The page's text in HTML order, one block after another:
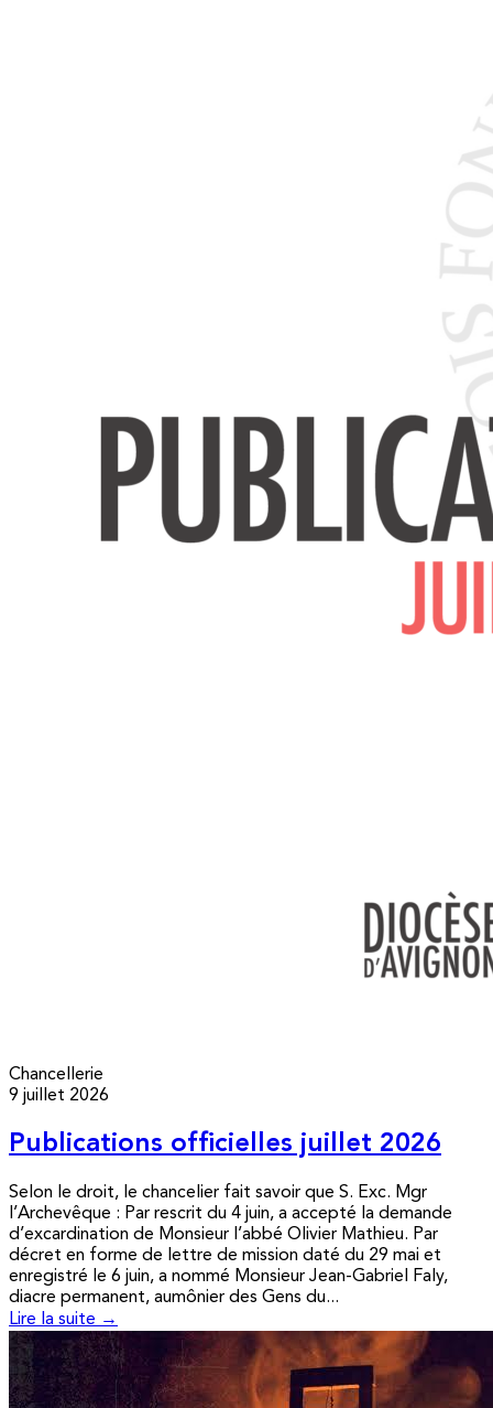
Chancellerie
9 juillet 2026
Publications officielles juillet 2026
Selon le droit, le chancelier fait savoir que S. Exc. Mgr
l’Archevêque : Par rescrit du 4 juin, a accepté la demande
d’excardination de Monsieur l’abbé Olivier Mathieu. Par
décret en forme de lettre de mission daté du 29 mai et
enregistré le 6 juin, a nommé Monsieur Jean-Gabriel Faly,
diacre permanent, aumônier des Gens du...
Lire la suite →